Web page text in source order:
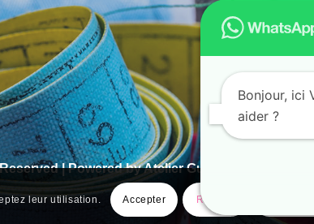
| Powered by Atelier Guias
leur utilisation. Accepter Refuser
Bonjour, ici
aider ?